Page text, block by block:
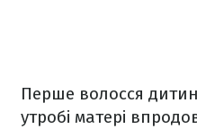
Перше волосся
утробі матері